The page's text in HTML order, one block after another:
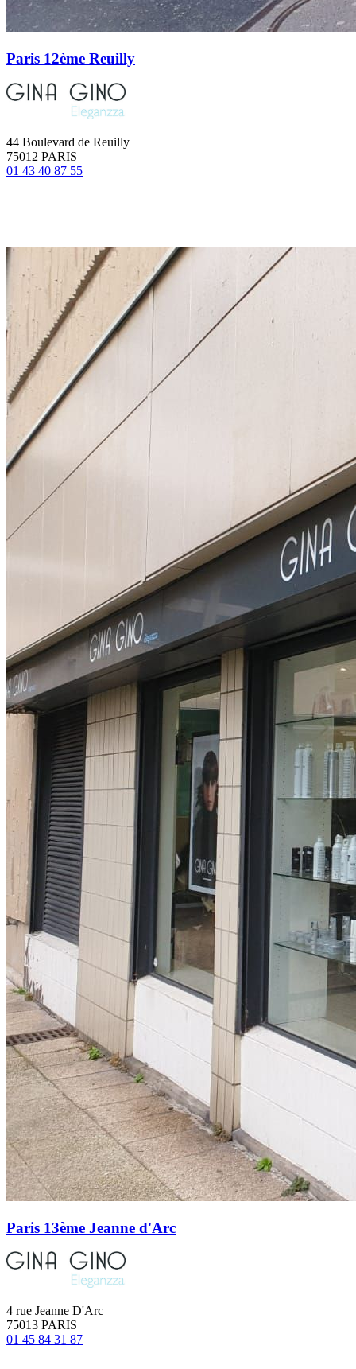
Paris 12ème Reuilly
44 Boulevard de Reuilly
75012 PARIS
01 43 40 87 55
Paris 13ème Jeanne d'Arc
4 rue Jeanne D'Arc
75013 PARIS
01 45 84 31 87